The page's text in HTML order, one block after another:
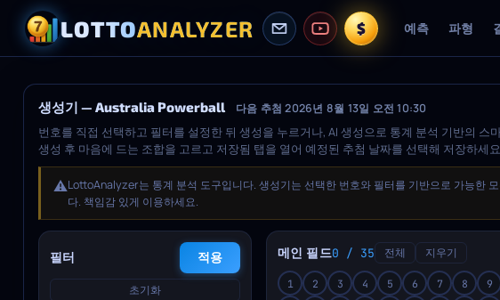
LOTTOANALYZER $ 예측 파형
생성기 — Australia Powerball 다음 추첨 2026년 8월 13일 오전 10:30
번호를 직접 선택하고 필터를 설정한 뒤 생성을 누르거나, AI 생성으로 통계 분석 기반의 스
생성 후 마음에 드는 조합을 고르고 저장됨 탭을 열어 예정된 추첨 날짜를 선택해 저장하세
⚠️LottoAnalyzer는 통계 분석 도구입니다. 생성기는 선택한 번호와 필터를 기반으로 가능한
다. 책임감 있게 이용하세요.
필터 적용
초기화
메인 필드0 / 35 전체 지우기
1 2 3 4 5 6 7 8 9